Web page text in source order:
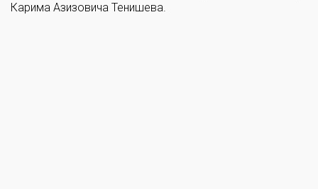
Карима Азизовича Тенишева.